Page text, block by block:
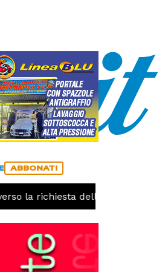
ABBONATI
la richiesta dello stato di